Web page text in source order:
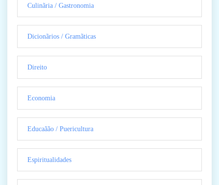
Culinãria / Gastronomia
Dicionãrios / Gramãticas
Direito
Economia
Educaãão / Puericultura
Espiritualidades